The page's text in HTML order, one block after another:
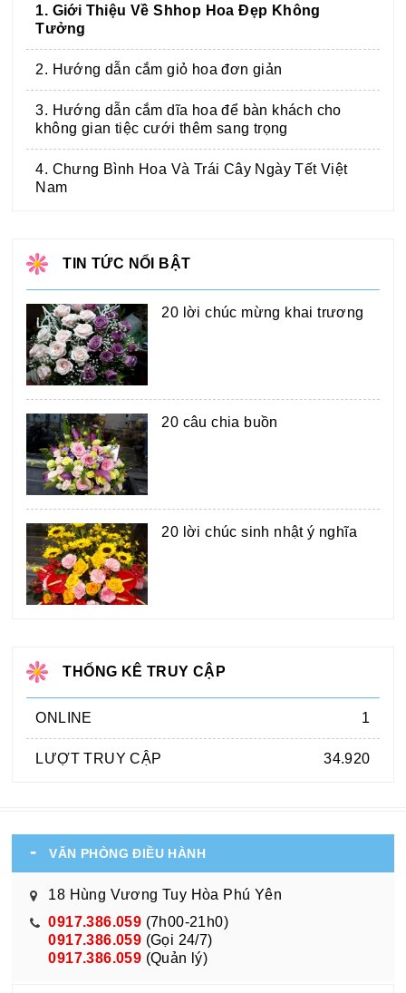
1. Giới Thiệu Về Shhop Hoa Đẹp Không
Tưởng
2. Hướng dẫn cắm giỏ hoa đơn giản
3. Hướng dẫn cắm dĩa hoa để bàn khách cho
không gian tiệc cưới thêm sang trọng
4. Chưng Bình Hoa Và Trái Cây Ngày Tết Việt
Nam
TIN TỨC NỔI BẬT
20 lời chúc mừng khai trương
20 câu chia buồn
20 lời chúc sinh nhật ý nghĩa
THỐNG KÊ TRUY CẬP
ONLINE 1
LƯỢT TRUY CẬP 34.920
VĂN PHÒNG ĐIỀU HÀNH
18 Hùng Vương Tuy Hòa Phú Yên
0917.386.059 (7h00-21h0)
0917.386.059 (Gọi 24/7)
0917.386.059 (Quản lý)